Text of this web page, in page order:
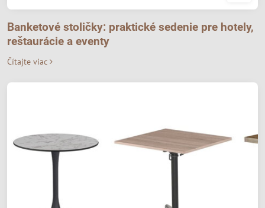
Banketové stoličky: praktické sedenie pre hotely,
reštaurácie a eventy
Čítajte viac